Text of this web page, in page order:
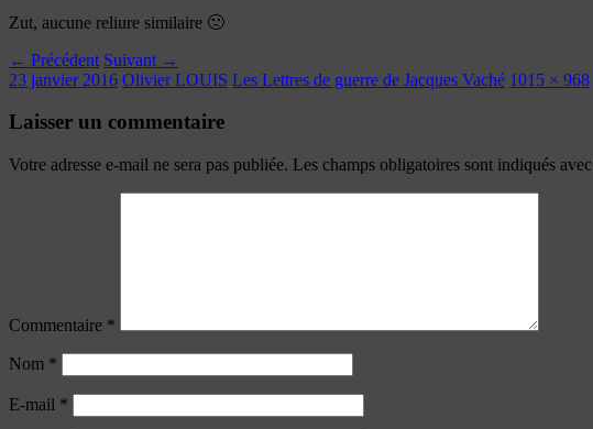
Zut, aucune reliure similaire 🙁
← Précédent Suivant →
23 janvier 2016 Olivier LOUIS Les Lettres de guerre de Jacques Vaché 1015 × 968
Laisser un commentaire
Votre adresse e-mail ne sera pas publiée. Les champs obligatoires sont indiqués avec
Commentaire *
Nom *
E-mail *